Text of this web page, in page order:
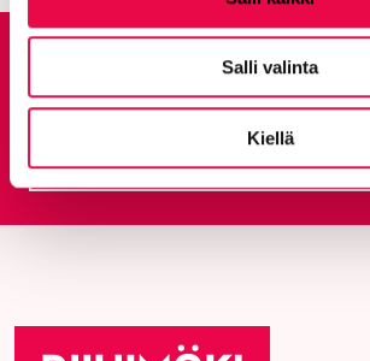
Salli valinta
Kiellä
Anna palautetta
Palautepalvelu
Siirtyy